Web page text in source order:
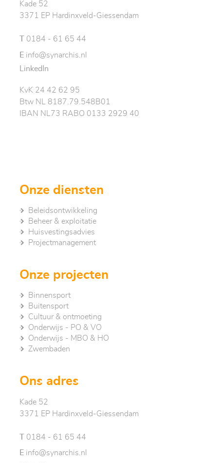
Kade 52
3371 EP Hardinxveld-Giessendam
0184 - 61 65 44
E info@synarchis.nl
LinkedIn
KvK 24 42 62 95
Btw NL 8187.79.548B01
IBAN NL73 RABO 0133 2929 40
Onze diensten
Beleidsontwikkeling
Beheer & exploitatie
Huisvestingsadvies
Project­management
Onze projecten
Binnensport
Buitensport
Cultuur & ontmoeting
Onderwijs - PO & VO
Onderwijs - MBO & HO
Zwembaden
Ons adres
Kade 52
3371 EP Hardinxveld-Giessendam
0184 - 61 65 44
E info@synarchis.nl